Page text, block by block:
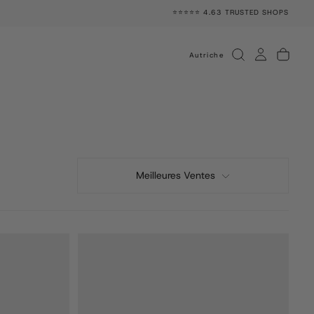
⭐⭐⭐⭐⭐ 4.63 TRUSTED SHOPS
Autriche
Meilleures Ventes